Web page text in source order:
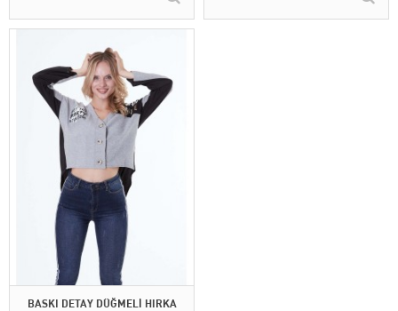
BASKI DETAY DÜĞMELİ HIRKA